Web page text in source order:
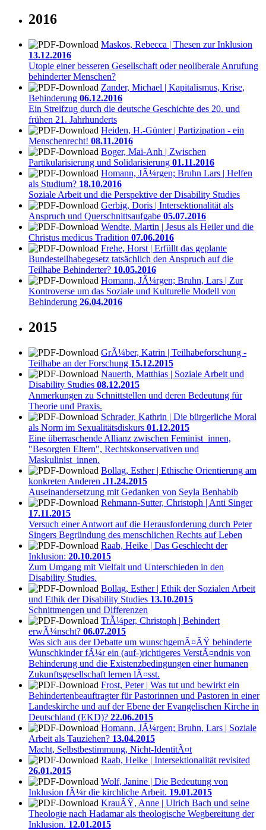
2016
Maskos, Rebecca | Thesen zur Inklusion
13.12.2016
Utopie einer besseren Gesellschaft oder neoliberale Anrufung
behinderter Menschen?
Zander, Michael | Kapitalismus, Krise,
Behinderung 06.12.2016
Ein Streifzug durch die deutsche Geschichte des 20. und
frühen 21. Jahrhunderts
Heiden, H.-Günter | Partizipation - ein
Menschenrecht! 08.11.2016
Boger, Mai-Anh | Zwischen
Partikularisierung und Solidarisierung 01.11.2016
Homann, JÃ¼rgen; Bruhn Lars | Helfen
als Studium? 18.10.2016
Soziale Arbeit und die Perspektive der Disability Studies
Gerbig, Doris | Intersektionalität als
Anspruch und Querschnittsaufgabe 05.07.2016
Wendte, Martin | Jesus als Heiler und die
Christus medicus Tradition 07.06.2016
Frehe, Horst | Erfüllt das geplante
Bundesteilhabegesetz tatsächlich den Anspruch auf die
Teilhabe Behinderter? 10.05.2016
Homann, JÃ¼rgen; Bruhn, Lars | Zur
Kontroverse um das Soziale und Kulturelle Modell von
Behinderung 26.04.2016
2015
GrÃ¼ber, Katrin | Teilhabeforschung -
Teilhabe an der Forschung 15.12.2015
Nauerth, Matthias | Soziale Arbeit und
Disability Studies 08.12.2015
Anmerkungen zu Schnittstellen und deren Bedeutung für
Theorie und Praxis.
Schrader, Kathrin | Die bürgerliche Moral
als Norm im Sexualitätsdiskurs 01.12.2015
Eine überraschende Allianz zwischen Feminist_innen,
"Besorgten Eltern", Rechtskonservativen und
Maskulinist_innen.
Bollag, Esther | Ethische Orientierung am
konkreten Anderen .11.24.2015
Auseinandersetzung mit Gedanken von Seyla Benhabib
Rehmann-Sutter, Christoph | Anti Singer
17.11.2015
Versuch einer Antwort auf die Herausforderung durch Peter
Singers Begründung des menschlichen Rechts auf Leben
Raab, Heike | Das Geschlecht der
Inklusion: 20.10.2015
Zum Umgang mit Vielfalt und Unterschieden in den
Disability Studies.
Bollag, Esther | Ethik der Sozialen Arbeit
und Ethik der Disability Studies 13.10.2015
Schnittmengen und Differenzen
TrÃ¼per, Christoph | Behindert
erwÃ¼nscht? 06.07.2015
Was sich aus der Debatte um wunschgemÃ¤ÃŸ behinderte
Wunschkinder fÃ¼r ein (auf-)richtigeres VerstÃ¤ndnis von
Behinderung und die Existenzbedingungen einer humanen
Zukunftsgesellschaft lernen lÃ¤sst.
Frost, Peter | Was tut und bewirkt ein
Behindertenbeauftragter für Pastorinnen und Pastoren in einer
Landeskirche und auf der Ebene der Evangelischen Kirche in
Deutschland (EKD)? 22.06.2015
Homann, JÃ¼rgen; Bruhn, Lars | Soziale
Arbeit als Tauziehen? 13.04.2015
Macht, Selbstbestimmung, Nicht-IdentitÃ¤t
Raab, Heike | Intersektionalität revisited
26.01.2015
Wolf, Janine | Die Bedeutung von
Inklusion fÃ¼r die kirchliche Arbeit. 19.01.2015
KrauÃŸ, Anne | Ulrich Bach und seine
Theologie nach Hadamar als theologische Wegbereitung der
Inklusion. 12.01.2015